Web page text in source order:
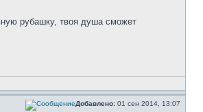
рубашку, твоя душа сможет
Добавлено: 01 сен 2014, 13:07